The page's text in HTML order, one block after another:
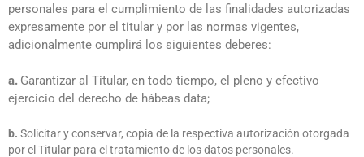
personales para el cumplimiento de las finalidades autorizadas
expresamente por el titular y por las normas vigentes,
adicionalmente cumplirá los siguientes deberes:
a. Garantizar al Titular, en todo tiempo, el pleno y efectivo
ejercicio del derecho de hábeas data;
b. Solicitar y conservar, copia de la respectiva autorización otorgada
por el Titular para el tratamiento de los datos personales.